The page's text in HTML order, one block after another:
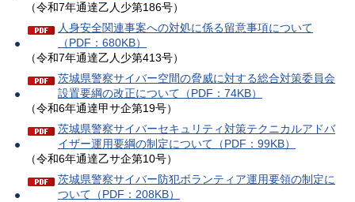
（令和7年通達乙人少第186号）
人身安全関連事案への対処に係る留意事項について
（PDF：680KB）
（令和7年通達乙人少第413号）
茨城県警察サイバー空間の脅威に対する総合対策委員会
設置要綱の改正について（PDF：74KB）
（令和6年通達甲サ企第19号）
茨城県警察サイバーセキュリティ対策テクニカルアドバ
イザー運用要綱の制定について（PDF：99KB）
（令和6年通達乙サ企第10号）
茨城県警察サイバー防犯ボランティア運用要領の制定に
ついて（PDF：208KB）